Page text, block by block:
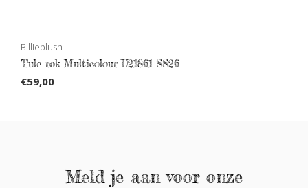
Billieblush
Tule rok Multicolour U21861 SS26
€59,00
Meld je aan voor onze